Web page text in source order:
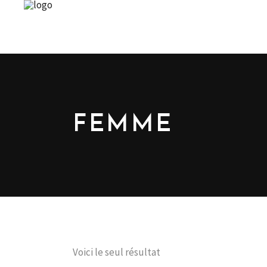
FEMME
Voici le seul résultat